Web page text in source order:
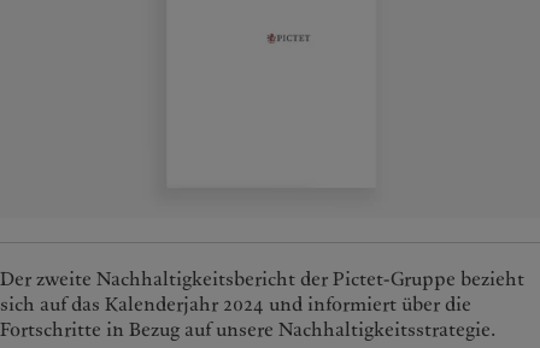
Der zweite Nachhaltigkeitsbericht der Pictet-Gruppe bezieht
sich auf das Kalenderjahr 2024 und informiert über die
Fortschritte in Bezug auf unsere Nachhaltigkeitsstrategie.